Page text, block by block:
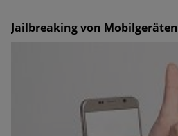
Jailbreaking von Mobilgeräten